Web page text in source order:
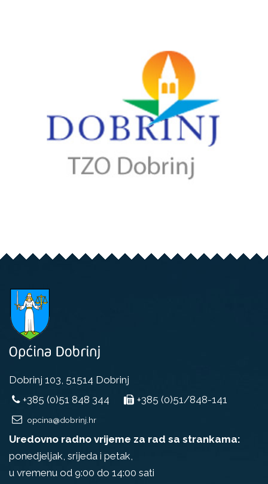
Dobrinj 103, 51514 Dobrinj
+385 (0)51 848 344
+385 (0)51/848-141
opcina@dobrinj.hr
Uredovno radno vrijeme za rad sa strankama:
ponedjeljak, srijeda i petak,
u vremenu od 9:00 do 14:00 sati